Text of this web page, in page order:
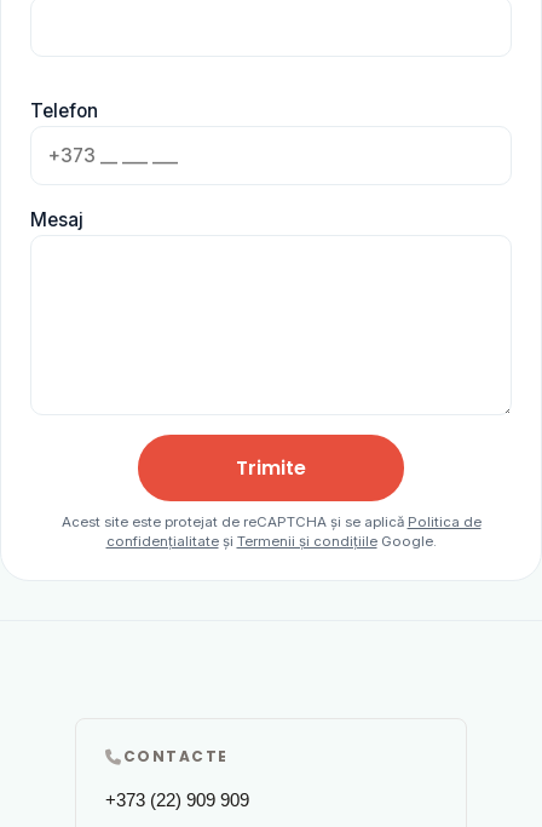
Telefon
Mesaj
Trimite
Acest site este protejat de reCAPTCHA și se aplică Politica de
confidențialitateși Termenii și condițiileGoogle.
CONTACTE
+373 (22) 909 909